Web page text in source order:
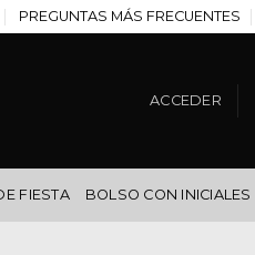
PREGUNTAS MÁS FRECUENTES
ACCEDER
FIESTA BOLSO CON INICIALES